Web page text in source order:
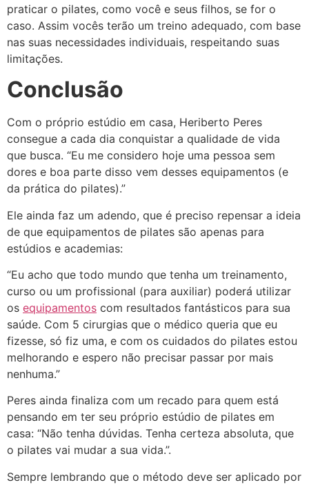
praticar o pilates, como você e seus filhos, se for o
caso. Assim vocês terão um treino adequado, com base
nas suas necessidades individuais, respeitando suas
limitações.
Conclusão
Com o próprio estúdio em casa, Heriberto Peres
consegue a cada dia conquistar a qualidade de vida
que busca. “Eu me considero hoje uma pessoa sem
dores e boa parte disso vem desses equipamentos (e
da prática do pilates).”
Ele ainda faz um adendo, que é preciso repensar a ideia
de que equipamentos de pilates são apenas para
estúdios e academias:
“Eu acho que todo mundo que tenha um treinamento,
curso ou um profissional (para auxiliar) poderá utilizar
os equipamentos com resultados fantásticos para sua
saúde. Com 5 cirurgias que o médico queria que eu
fizesse, só fiz uma, e com os cuidados do pilates estou
melhorando e espero não precisar passar por mais
nenhuma.”
Peres ainda finaliza com um recado para quem está
pensando em ter seu próprio estúdio de pilates em
casa: “Não tenha dúvidas. Tenha certeza absoluta, que
o pilates vai mudar a sua vida.”.
Sempre lembrando que o método deve ser aplicado por